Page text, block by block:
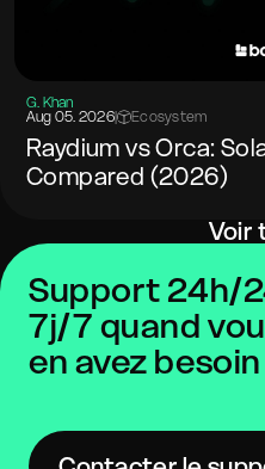
G. Khan
Aug 05. 2026| Ecosystem
Raydium vs Orca:
Compared (2026)
Voir
Support 24h/
7j/7 quand
en avez besoin